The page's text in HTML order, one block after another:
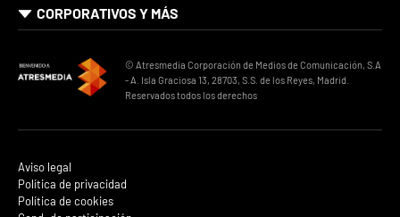
CORPORATIVOS Y MÁS
© Atresmedia Corporación de Medios de Comunicación, S.A
- A. Isla Graciosa 13, 28703, S.S. de los Reyes, Madrid.
Reservados todos los derechos
Aviso legal
Política de privacidad
Política de cookies